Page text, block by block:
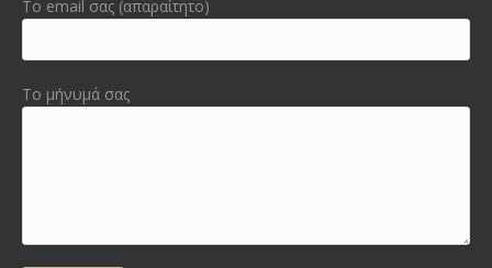
Το email σας (απαραίτητο)
Το μήνυμά σας